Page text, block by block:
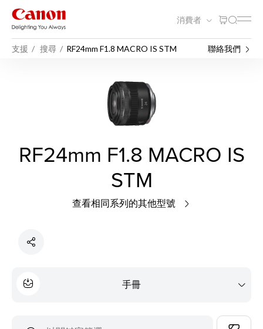
消費者
支援 搜尋 RF24mm F1.8 MACRO IS STM 聯絡我們
RF24mm F1.8 MACRO IS
STM
查看相同系列的其他型號
手冊